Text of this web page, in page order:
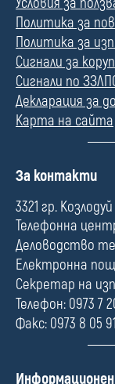
Политика за
Политика за
Сигнали за
Сигнали по
Декларация за
Карта на сайта
П
л
е
За контакти
3321 гр. Козлодуй
Телефонна
Деловодство
Електронна
Секретар на
Телефон: 0973 7
Факс: 0973 8 05 91
П